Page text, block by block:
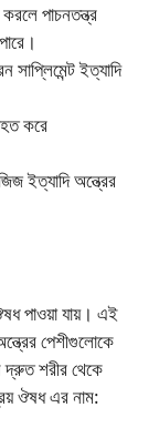
পাচনতন্ত্র
সাপ্লিমেন্ট ইত্যাদি
করে
ইত্যাদি অন্ত্রের
পাওয়া যায়। এই
পেশীগুলোকে
দ্রুত শরীর থেকে
ঔষধ এর নাম: